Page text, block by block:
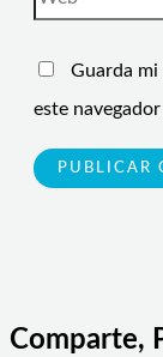
Guarda
este
Comparte,